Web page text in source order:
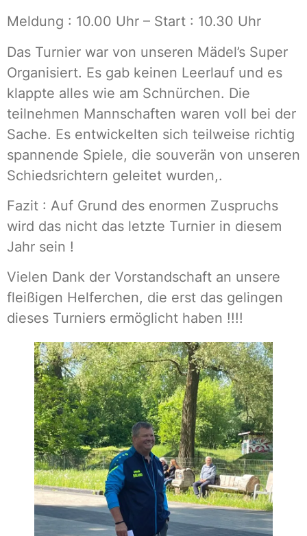
Meldung : 10.00 Uhr – Start : 10.30 Uhr
Das Turnier war von unseren Mädel’s Super
Organisiert. Es gab keinen Leerlauf und es
klappte alles wie am Schnürchen. Die
teilnehmen Mannschaften waren voll bei der
Sache. Es entwickelten sich teilweise richtig
spannende Spiele, die souverän von unseren
Schiedsrichtern geleitet wurden,.
Fazit : Auf Grund des enormen Zuspruchs
wird das nicht das letzte Turnier in diesem
Jahr sein !
Vielen Dank der Vorstandschaft an unsere
fleißigen Helferchen, die erst das gelingen
dieses Turniers ermöglicht haben !!!!